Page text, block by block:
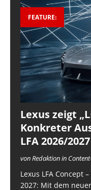
FEATURE:
Lexus zeigt
Konkreter
LFA 2026/2027
von Redaktion in
Lexus LFA Concept
2027: Mit dem